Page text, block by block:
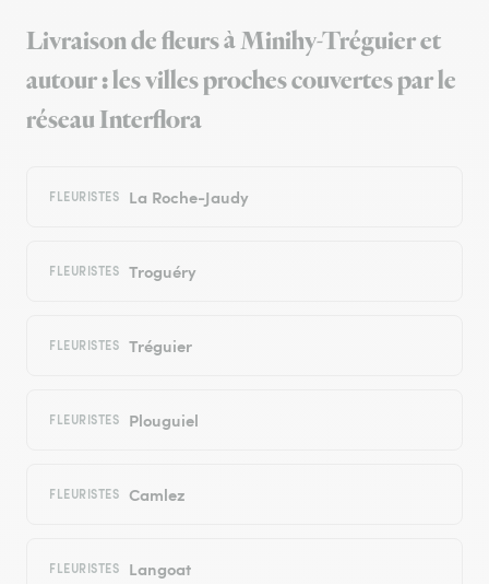
Livraison de fleurs à Minihy-Tréguier et
autour : les villes proches couvertes par le
réseau Interflora
FLEURISTES La Roche-Jaudy
FLEURISTES Troguéry
FLEURISTES Tréguier
FLEURISTES Plouguiel
FLEURISTES Camlez
FLEURISTES Langoat